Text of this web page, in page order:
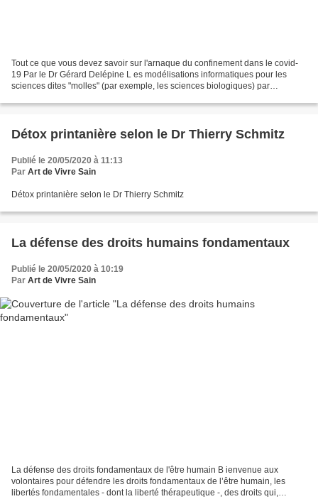
Tout ce que vous devez savoir sur l'arnaque du confinement dans le covid-
19 Par le Dr Gérard Delépine L es modélisations informatiques pour les
sciences dites "molles" (par exemple, les sciences biologiques) par
Détox printanière selon le Dr Thierry Schmitz
Publié le 20/05/2020 à 11:13
Par Art de Vivre Sain
Détox printanière selon le Dr Thierry Schmitz
La défense des droits humains fondamentaux
Publié le 20/05/2020 à 10:19
Par Art de Vivre Sain
La défense des droits fondamentaux de l'être humain B ienvenue aux
volontaires pour défendre les droits fondamentaux de l’être humain, les
libertés fondamentales - dont la liberté thérapeutique -, des droits qui,